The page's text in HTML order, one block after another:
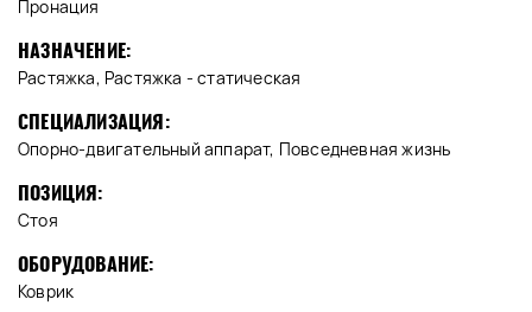
Пронация
НАЗНАЧЕНИЕ:
Растяжка, Растяжка - статическая
СПЕЦИАЛИЗАЦИЯ:
Опорно-двигательный аппарат, Повседневная жизнь
ПОЗИЦИЯ:
Стоя
ОБОРУДОВАНИЕ:
Коврик